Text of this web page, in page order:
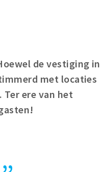
de vestiging in
met locaties
ere van het